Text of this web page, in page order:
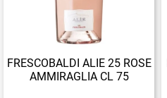
FRESCOBALDI ALIE 25 ROSE
AMMIRAGLIA CL 75